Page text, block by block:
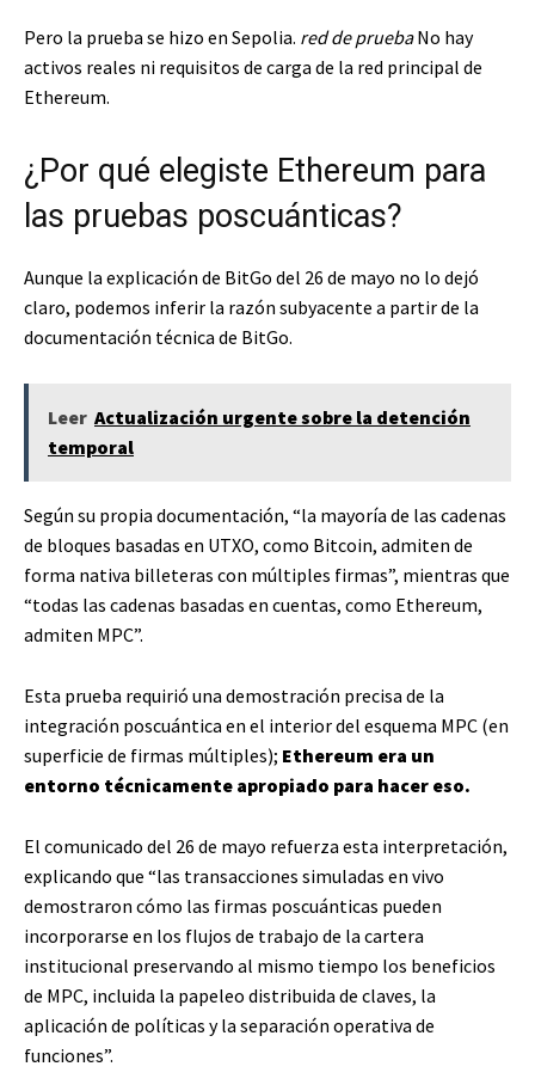
Pero la prueba se hizo en Sepolia. red de pruebaNo hay
activos reales ni requisitos de carga de la red principal de
Ethereum.
¿Por qué elegiste Ethereum para
las pruebas poscuánticas?
Aunque la explicación de BitGo del 26 de mayo no lo dejó
claro, podemos inferir la razón subyacente a partir de la
documentación técnica de BitGo.
Leer Actualización urgente sobre la detención
temporal
Según su propia documentación, “la mayoría de las cadenas
de bloques basadas en UTXO, como Bitcoin, admiten de
forma nativa billeteras con múltiples firmas”, mientras que
“todas las cadenas basadas en cuentas, como Ethereum,
admiten MPC”.
Esta prueba requirió una demostración precisa de la
integración poscuántica en el interior del esquema MPC (en
superficie de firmas múltiples); Ethereum era un
entorno técnicamente apropiado para hacer eso.
El comunicado del 26 de mayo refuerza esta interpretación,
explicando que “las transacciones simuladas en vivo
demostraron cómo las firmas poscuánticas pueden
incorporarse en los flujos de trabajo de la cartera
institucional preservando al mismo tiempo los beneficios
de MPC, incluida la papeleo distribuida de claves, la
aplicación de políticas y la separación operativa de
funciones”.